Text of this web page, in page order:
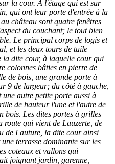
la cour. A l'étage qui est sur
qui ont leur porte d'entrée à la
château sont quatre fenêtres
du couchant; le tout bien
Le principal corps de logis et
et les deux tours de tuile
la dite cour, à laquelle cour qui
colonnes bâties en pierre de
de bois, une grande porte à
9 de largeur; du côté à gauche,
autre petite porte aussi à
de hauteur l'une et l'autre de
bois. Les dites portes à grilles
route qui vient de Lauzerte, de
de Lauture, la dite cour ainsi
terrasse dominante sur les
coteaux et vallons qui
joignant jardin, garenne,